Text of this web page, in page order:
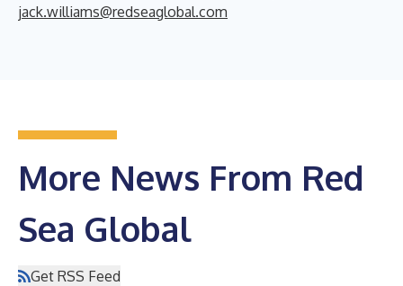
jack.williams@redseaglobal.com
More News From Red
Sea Global
Get RSS Feed